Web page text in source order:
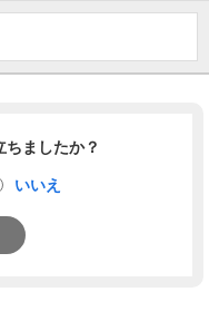
ちましたか？
いいえ